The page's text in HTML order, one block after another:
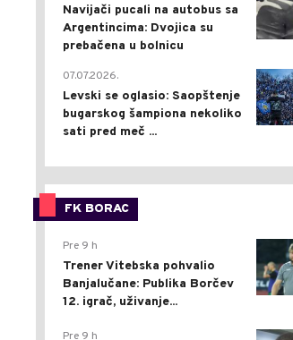
Navijači pucali na autobus sa
Argentincima: Dvojica su
prebačena u bolnicu
07.07.2026.
Levski se oglasio: Saopštenje
bugarskog šampiona nekoliko
sati pred meč ...
FK BORAC
Pre 9 h
Trener Vitebska pohvalio
Banjalučane: Publika Borčev
12. igrač, uživanje...
Pre 9 h